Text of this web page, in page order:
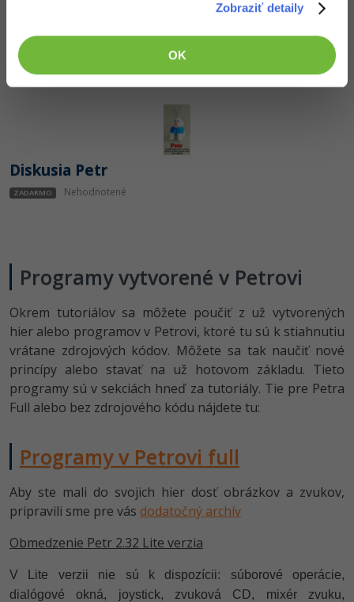
Zobraziť detaily
OK
Archív spritov a zvukov k Petrovi
ZADARMO
Diskusia Petr
ZADARMO Nehodnotené
Programy vytvorené v Petrovi
Okrem tutoriálov sa môžete poučiť z už vytvorených
hier alebo programov v Petrovi, ktoré tu sú k stiahnutiu
vrátane zdrojových kódov. Môžete sa tak naučiť nové
princípy alebo stavať na už hotovom základu. Tieto
programy sú v sekciách hneď za tutoriály. Tie pre Petra
Full alebo bez zdrojového kódu nájdete tu:
Programy v Petrovi full
Aby ste mali do svojich hier dosť obrázkov a zvukov,
pripravili sme pre vás dodatočný archív
Obmedzenie Petr 2.32 Lite verzia
V Lite verzii nie sú k dispozícii: súborové operácie,
dialógové okná, joystick, zvuková CD, mixér zvuku,